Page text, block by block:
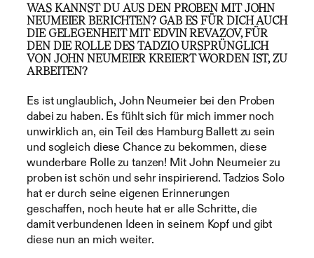
WAS KANNST DU AUS DEN PROBEN MIT JOHN
NEUMEIER BERICHTEN? GAB ES FÜR DICH AUCH
DIE GELEGENHEIT MIT EDVIN REVAZOV, FÜR
DEN DIE ROLLE DES TADZIO URSPRÜNGLICH
VON JOHN NEUMEIER KREIERT WORDEN IST, ZU
ARBEITEN?
Es ist unglaublich, John Neumeier bei den Proben
dabei zu haben. Es fühlt sich für mich immer noch
unwirklich an, ein Teil des Hamburg Ballett zu sein
und sogleich diese Chance zu bekommen, diese
wunderbare Rolle zu tanzen! Mit John Neumeier zu
proben ist schön und sehr inspirierend. Tadzios Solo
hat er durch seine eigenen Erinnerungen
geschaffen, noch heute hat er alle Schritte, die
damit verbundenen Ideen in seinem Kopf und gibt
diese nun an mich weiter.